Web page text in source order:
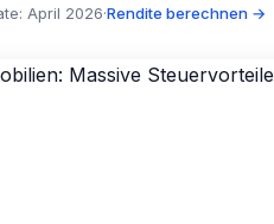
April 2026·Rendite berechnen →